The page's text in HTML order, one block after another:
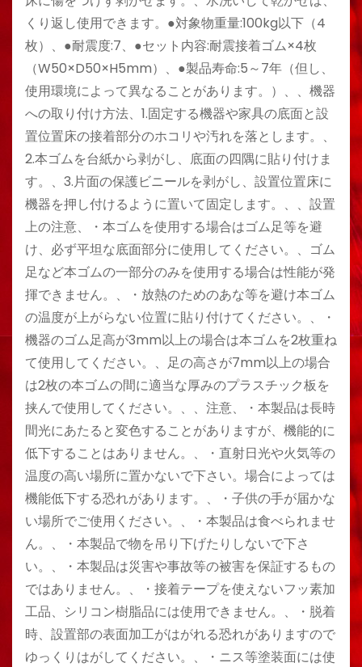
くり返し使用できます。●対象物重量:100kg以下（4
枚）、●耐震度:7、●セット内容:耐震接着ゴム×4枚
（W50×D50×H5mm）、●製品寿命:5～7年（但し、
使用環境によって異なることがあります。）、、機器
への取り付け方法、1.固定する機器や家具の底面と設
置位置床の接着部分のホコリや汚れを落とします。、
2.本ゴムを台紙から剥がし、底面の四隅に貼り付けま
す。、3.片面の保護ビニールを剥がし、設置位置床に
機器を押し付けるように置いて固定します。、、設置
上の注意、・本ゴムを使用する場合はゴム足等を避
け、必ず平坦な底面部分に使用してください。、ゴム
足など本ゴムの一部分のみを使用する場合は性能が発
揮できません。、・放熱のためのあな等を避け本ゴム
の温度が上がらない位置に貼り付けてください。、・
機器のゴム足高が3mm以上の場合は本ゴムを2枚重ね
て使用してください。、足の高さが7mm以上の場合
は2枚の本ゴムの間に適当な厚みのプラスチック板を
挟んで使用してください。、、注意、・本製品は長時
間光にあたると変色することがありますが、機能的に
低下することはありません。、・直射日光や火気等の
温度の高い場所に置かないで下さい。場合によっては
機能低下する恐れがあります。、・子供の手が届かな
い場所でご使用ください。、・本製品は食べられませ
ん。、・本製品で物を吊り下げたりしないで下さ
い。、・本製品は災害や事故等の被害を保証するもの
ではありません。、・接着テープを使えないフッ素加
工品、シリコン樹脂品には使用できません。、・脱着
時、設置部の表面加工がはがれる恐れがありますので
ゆっくりはがしてください。、・ニス等塗装面には使